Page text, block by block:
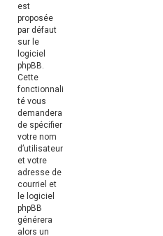
est
proposée
par défaut
sur le
logiciel
phpBB.
Cette
fonctionnali
té vous
demandera
de spécifier
votre nom
d’utilisateur
et votre
adresse de
courriel et
le logiciel
phpBB
générera
alors un